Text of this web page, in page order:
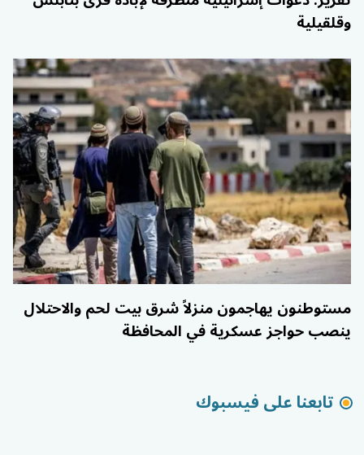
وقلقيلية
مستوطنون يهاجمون منزلاً شرق بيت لحم والاحتلال
ينصب حواجز عسكرية في المحافظة
تابعنا على فيسبوك